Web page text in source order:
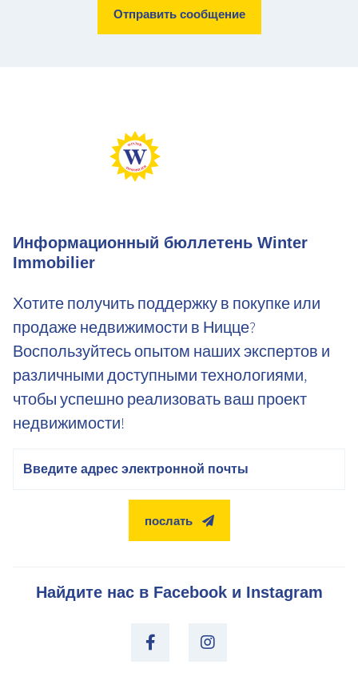
Информационный бюллетень Winter
Immobilier
Хотите получить поддержку в покупке или
продаже недвижимости в Ницце?
Воспользуйтесь опытом наших экспертов и
различными доступными технологиями,
чтобы успешно реализовать ваш проект
недвижимости!
послать
Найдите нас в Facebook и Instagram